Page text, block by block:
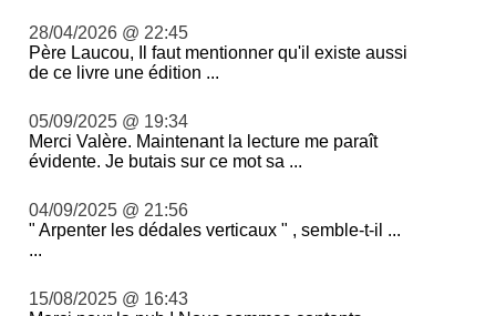
28/04/2026 @ 22:45
Père Laucou, Il faut mentionner qu'il existe aussi
de ce livre une édition ...
05/09/2025 @ 19:34
Merci Valère. Maintenant la lecture me paraît
évidente. Je butais sur ce mot sa ...
04/09/2025 @ 21:56
" Arpenter les dédales verticaux " , semble-t-il ...
...
15/08/2025 @ 16:43